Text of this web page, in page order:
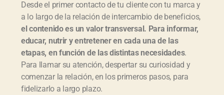
Desde el primer contacto de tu cliente con tu marca y
a lo largo de la relación de intercambio de beneficios,
el contenido es un valor transversal. Para informar,
educar, nutrir y entretener en cada una de las
etapas, en función de las distintas necesidades.
Para llamar su atención, despertar su curiosidad y
comenzar la relación, en los primeros pasos, para
fidelizarlo a largo plazo.